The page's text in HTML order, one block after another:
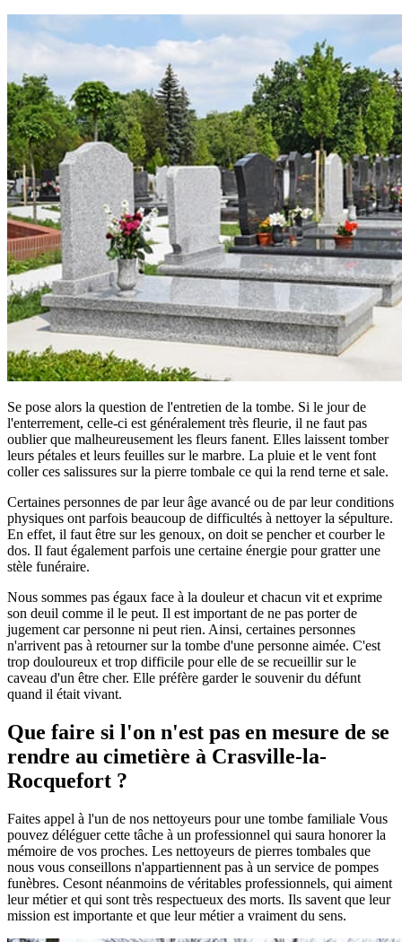
Se pose alors la question de l'entretien de la tombe. Si le jour de
l'enterrement, celle-ci est généralement très fleurie, il ne faut pas
oublier que malheureusement les fleurs fanent. Elles laissent tomber
leurs pétales et leurs feuilles sur le marbre. La pluie et le vent font
coller ces salissures sur la pierre tombale ce qui la rend terne et sale.
Certaines personnes de par leur âge avancé ou de par leur conditions
physiques ont parfois beaucoup de difficultés à nettoyer la sépulture.
En effet, il faut être sur les genoux, on doit se pencher et courber le
dos. Il faut également parfois une certaine énergie pour gratter une
stèle funéraire.
Nous sommes pas égaux face à la douleur et chacun vit et exprime
son deuil comme il le peut. Il est important de ne pas porter de
jugement car personne ni peut rien. Ainsi, certaines personnes
n'arrivent pas à retourner sur la tombe d'une personne aimée. C'est
trop douloureux et trop difficile pour elle de se recueillir sur le
caveau d'un être cher. Elle préfère garder le souvenir du défunt
quand il était vivant.
Que faire si l'on n'est pas en mesure de se
rendre au cimetière à Crasville-la-
Rocquefort ?
Faites appel à l'un de nos nettoyeurs pour une tombe familiale Vous
pouvez déléguer cette tâche à un professionnel qui saura honorer la
mémoire de vos proches. Les nettoyeurs de pierres tombales que
nous vous conseillons n'appartiennent pas à un service de pompes
funèbres. Cesont néanmoins de véritables professionnels, qui aiment
leur métier et qui sont très respectueux des morts. Ils savent que leur
mission est importante et que leur métier a vraiment du sens.